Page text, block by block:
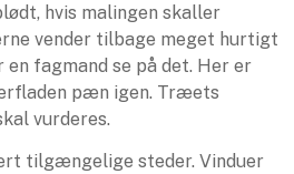
hvis malingen skaller
vender tilbage meget hurtigt
en fagmand se på det. Her er
pæn igen. Træets
vurderes.
tilgængelige steder. Vinduer